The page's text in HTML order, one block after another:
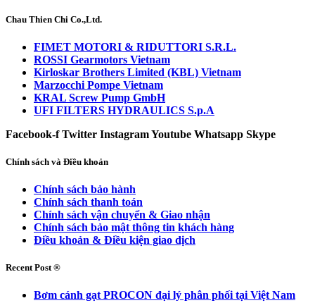
Chau Thien Chi Co.,Ltd.
FIMET MOTORI & RIDUTTORI S.R.L.
ROSSI Gearmotors Vietnam
Kirloskar Brothers Limited (KBL) Vietnam
Marzocchi Pompe Vietnam
KRAL Screw Pump GmbH
UFI FILTERS HYDRAULICS S.p.A
Facebook-f Twitter InstagramYoutube Whatsapp Skype
Chính sách và Điều khoản
Chính sách bảo hành
Chính sách thanh toán
Chính sách vận chuyển & Giao nhận
Chính sách bảo mật thông tin khách hàng
Điều khoản & Điều kiện giao dịch
Recent Post ®
Bơm cánh gạt PROCON đại lý phân phối tại Việt Nam